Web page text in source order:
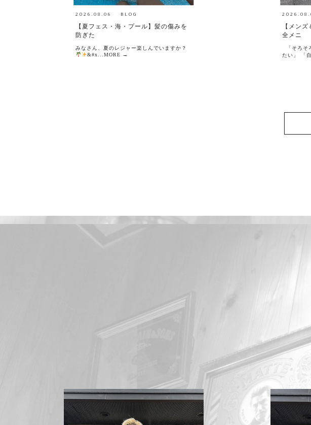
2026.08.06 BLOG
【夏フェス・海・プール】髪の傷みを
防ぎた
みなさん、夏のレジャー楽しんでいますか？
&#x...MORE →
【メン
全メニ
「そろそ
たい」 「